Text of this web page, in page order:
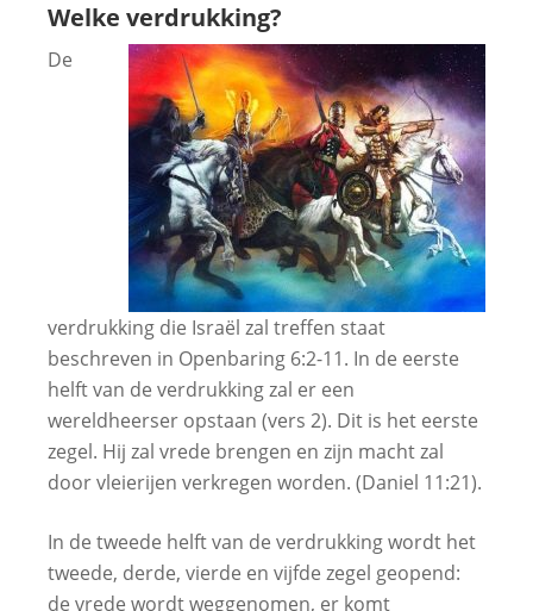
Welke verdrukking?
De
verdrukking die Israël zal treffen staat
beschreven in Openbaring 6:2-11. In de eerste
helft van de verdrukking zal er een
wereldheerser opstaan (vers 2). Dit is het eerste
zegel. Hij zal vrede brengen en zijn macht zal
door vleierijen verkregen worden. (Daniel 11:21).
In de tweede helft van de verdrukking wordt het
tweede, derde, vierde en vijfde zegel geopend:
de vrede wordt weggenomen, er komt